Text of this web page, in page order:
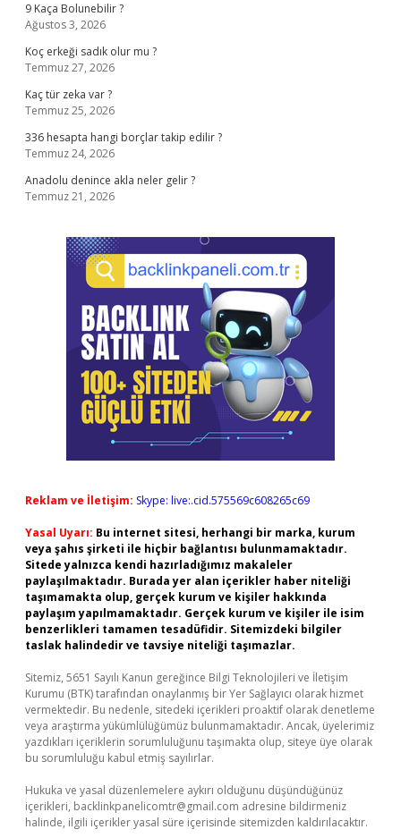
9 Kaça Bolunebilir ?
Ağustos 3, 2026
Koç erkeği sadık olur mu ?
Temmuz 27, 2026
Kaç tür zeka var ?
Temmuz 25, 2026
336 hesapta hangi borçlar takip edilir ?
Temmuz 24, 2026
Anadolu denince akla neler gelir ?
Temmuz 21, 2026
Reklam ve İletişim: Skype: live:.cid.575569c608265c69
Yasal Uyarı: Bu internet sitesi, herhangi bir marka, kurum
veya şahıs şirketi ile hiçbir bağlantısı bulunmamaktadır.
Sitede yalnızca kendi hazırladığımız makaleler
paylaşılmaktadır. Burada yer alan içerikler haber niteliği
taşımamakta olup, gerçek kurum ve kişiler hakkında
paylaşım yapılmamaktadır. Gerçek kurum ve kişiler ile isim
benzerlikleri tamamen tesadüfidir. Sitemizdeki bilgiler
taslak halindedir ve tavsiye niteliği taşımazlar.
Sitemiz, 5651 Sayılı Kanun gereğince Bilgi Teknolojileri ve İletişim
Kurumu (BTK) tarafından onaylanmış bir Yer Sağlayıcı olarak hizmet
vermektedir. Bu nedenle, sitedeki içerikleri proaktif olarak denetleme
veya araştırma yükümlülüğümüz bulunmamaktadır. Ancak, üyelerimiz
yazdıkları içeriklerin sorumluluğunu taşımakta olup, siteye üye olarak
bu sorumluluğu kabul etmiş sayılırlar.
Hukuka ve yasal düzenlemelere aykırı olduğunu düşündüğünüz
içerikleri, backlinkpanelicomtr@gmail.com adresine bildirmeniz
halinde, ilgili içerikler yasal süre içerisinde sitemizden kaldırılacaktır.